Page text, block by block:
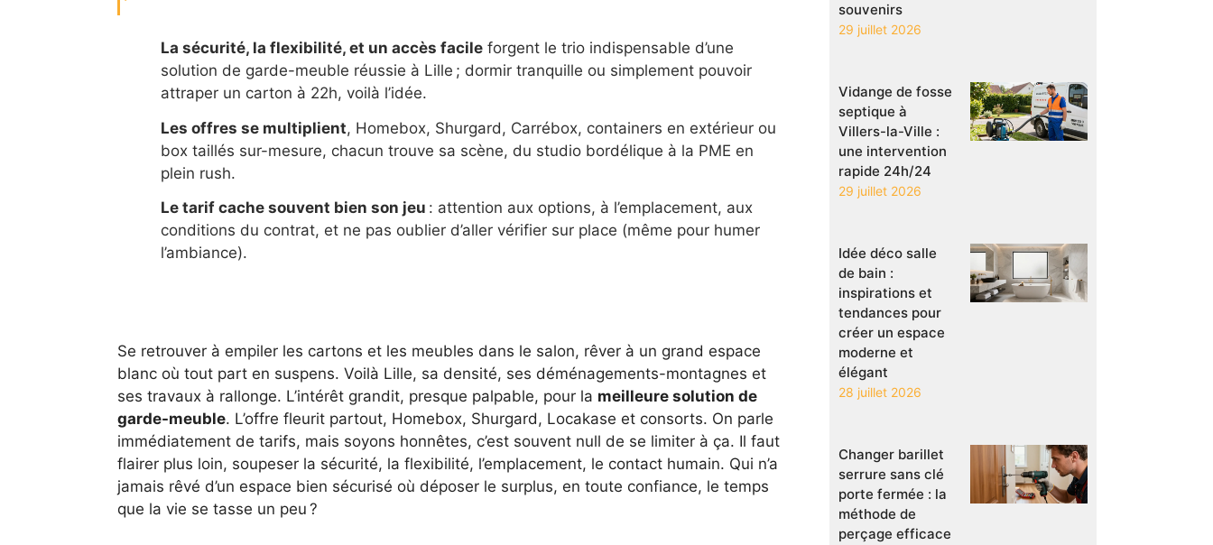
La sécurité, la flexibilité, et un accès facileforgent le trio indispensable d’une
solution de garde-meuble réussie à Lille ; dormir tranquille ou simplement pouvoir
attraper un carton à 22h, voilà l’idée.
Les offres se multiplient, Homebox, Shurgard, Carrébox, containers en extérieur ou
box taillés sur-mesure, chacun trouve sa scène, du studio bordélique à la PME en
plein rush.
Le tarif cache souvent bien son jeu : attention aux options, à l’emplacement, aux
conditions du contrat, et ne pas oublier d’aller vérifier sur place (même pour humer
l’ambiance).
Se retrouver à empiler les cartons et les meubles dans le salon, rêver à un grand espace
blanc où tout part en suspens. Voilà Lille, sa densité, ses déménagements-montagnes et
ses travaux à rallonge. L’intérêt grandit, presque palpable, pour la meilleure solution de
garde-meuble. L’offre fleurit partout, Homebox, Shurgard, Locakase et consorts. On parle
immédiatement de tarifs, mais soyons honnêtes, c’est souvent null de se limiter à ça. Il faut
flairer plus loin, soupeser la sécurité, la flexibilité, l’emplacement, le contact humain. Qui n’a
jamais rêvé d’un espace bien sécurisé où déposer le surplus, en toute confiance, le temps
que la vie se tasse un peu ?
souvenirs
29 juillet 2026
Vidange de fosse
septique à
Villers-la-Ville :
une intervention
rapide 24h/24
29 juillet 2026
Idée déco salle
de bain :
inspirations et
tendances pour
créer un espace
moderne et
élégant
28 juillet 2026
Changer barillet
serrure sans clé
porte fermée : la
méthode de
perçage efficace